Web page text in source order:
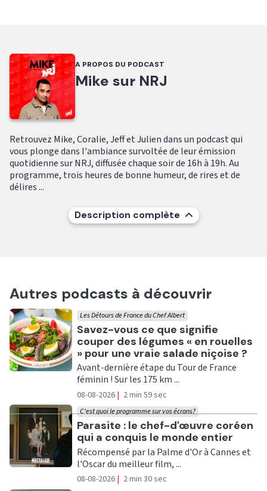
A PROPOS DU PODCAST
Mike sur NRJ
Retrouvez Mike, Coralie, Jeff et Julien dans un podcast qui
vous plonge dans l'ambiance survoltée de leur émission
quotidienne sur NRJ, diffusée chaque soir de 16h à 19h. Au
programme, trois heures de bonne humeur, de rires et de
délires ...
Description complète
Autres podcasts à découvrir
Ecouter
Savez-vous ce que signifie
couper des légumes « en rouelles
» pour une vraie salade niçoise ?
Les Détours de France du Chef Albert
Avant-dernière étape du Tour de France
féminin ! Sur les 175 km ...
08-08-2026 | 2 min 59 sec
Ecouter
Parasite : le chef-d'œuvre coréen
qui a conquis le monde entier
C'est quoi le programme sur vos écrans?
Récompensé par la Palme d'Or à Cannes et
l'Oscar du meilleur film, ...
08-08-2026 | 2 min 30 sec